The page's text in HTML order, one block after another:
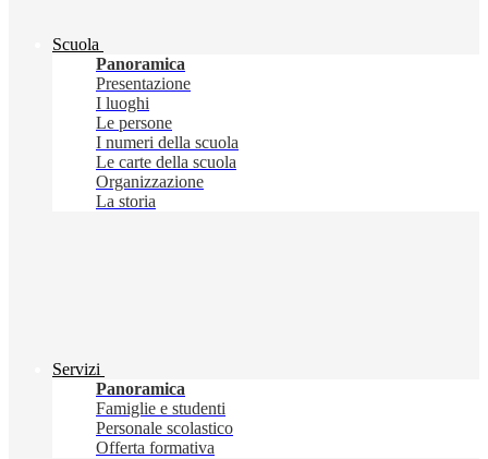
Scuola
Panoramica
Presentazione
I luoghi
Le persone
I numeri della scuola
Le carte della scuola
Organizzazione
La storia
Servizi
Panoramica
Famiglie e studenti
Personale scolastico
Offerta formativa